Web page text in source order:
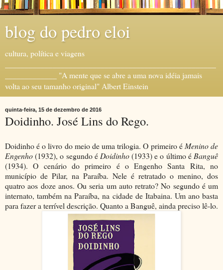
blog do pedro eloi
cultura, política e viagens
_____________ "A mente que se abre a uma nova idéia jamais
volta ao seu tamanho original" Albert Einstein
quinta-feira, 15 de dezembro de 2016
Doidinho. José Lins do Rego.
Doidinho é o livro do meio de uma trilogia. O primeiro é Menino de
Engenho(1932), o segundo é Doidinho(1933) e o último é Banguê
(1934). O cenário do primeiro é o Engenho Santa Rita, no
município de Pilar, na Paraíba. Nele é retratado o menino, dos
quatro aos doze anos. Ou seria um auto retrato? No segundo é um
internato, também na Paraíba, na cidade de Itabaina. Um ano basta
para fazer a terrível descrição. Quanto a Banguê, ainda preciso lê-lo.